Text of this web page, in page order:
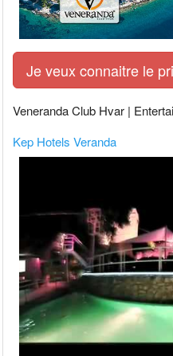
Je veux connaitre le
Veneranda Club Hvar |
Kep Hotels Veranda